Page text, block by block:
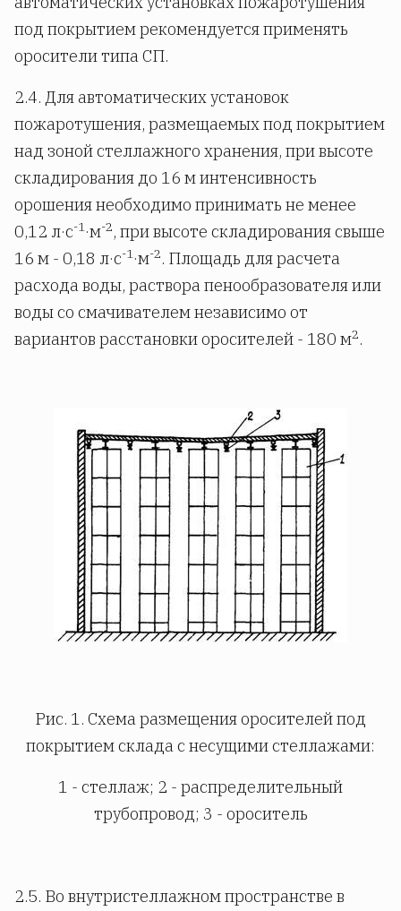
под покрытием рекомендуется применять
оросители типа СП.
2.4. Для автоматических установок
пожаротушения, размещаемых под покрытием
над зоной стеллажного хранения, при высоте
складирования до 16 м интенсивность
орошения необходимо принимать не менее
0,12 л·с-1·м-2, при высоте складирования свыше
16 м - 0,18 л·с-1·м-2. Площадь для расчета
расхода воды, раствора пенообразователя или
воды со смачивателем независимо от
вариантов расстановки оросителей - 180 м2.
Рис. 1. Схема размещения оросителей под
покрытием склада с несущими стеллажами:
1 - стеллаж; 2 - распределительный
трубопровод; 3 - ороситель
2.5. Во внутристеллажном пространстве в